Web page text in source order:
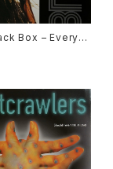
Box – Everyb
[Deconstr